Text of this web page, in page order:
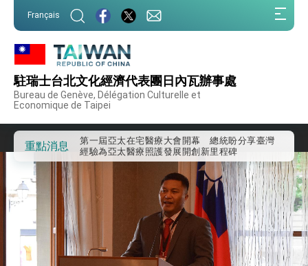
Français
駐瑞士台北文化經濟代表團日內瓦辦事處
Bureau de Genève, Délégation Culturelle et
Economique de Taipei
重點消息
外交部重要言論
我國政府將在美國亞利桑納州設立「駐鳳凰城辦
事處」，進一步深化台美交流合作
第一屆亞太在宅醫療大會開幕 總統盼分享臺灣
經驗為亞太醫療照護發展開創新里程碑
外交部發布WHA文宣影片「台灣醫療點亮世界」
及「台灣智慧醫療與健康產業展」預告短片，向
世界展現台灣守護全球健康的創新能量
總統出訪史瓦帝尼返國談話 強調臺灣人有權利
走向世界 盼與理念相近國家共同維護國際秩序
堅定走向世界 賴總統抵達史瓦帝尼王國進行國是
總統與五院院長新春茶敘 盼化分歧為團結、為
國家邁出合作第一步